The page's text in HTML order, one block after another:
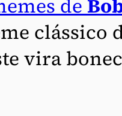
de
clássico
vira